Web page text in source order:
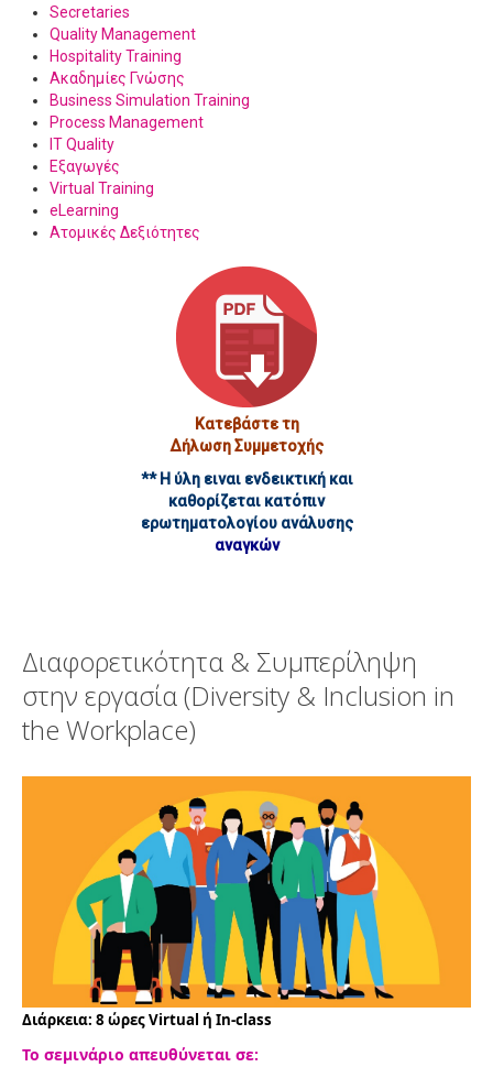
Secretaries
Quality Management
Hospitality Training
Ακαδημίες Γνώσης
Business Simulation Training
Process Management
IT Quality
Εξαγωγές
Virtual Training
eLearning
Ατομικές Δεξιότητες
Κατεβάστε τη
Δήλωση Συμμετοχής
** Η ύλη ειναι ενδεικτική και
καθορίζεται κατόπιν
ερωτηματολογίου ανάλυσης
αναγκών
Διαφορετικότητα & Συμπερίληψη
στην εργασία (Diversity & Inclusion in
the Workplace)
Διάρκεια: 8 ώρες Virtual ή In-class
Το σεμινάριο απευθύνεται σε:
.